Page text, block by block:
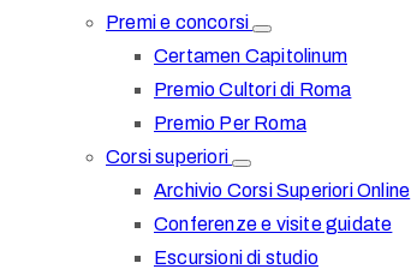
Premi e concorsi
Certamen Capitolinum
Premio Cultori di Roma
Premio Per Roma
Corsi superiori
Archivio Corsi Superiori Online
Conferenze e visite guidate
Escursioni di studio